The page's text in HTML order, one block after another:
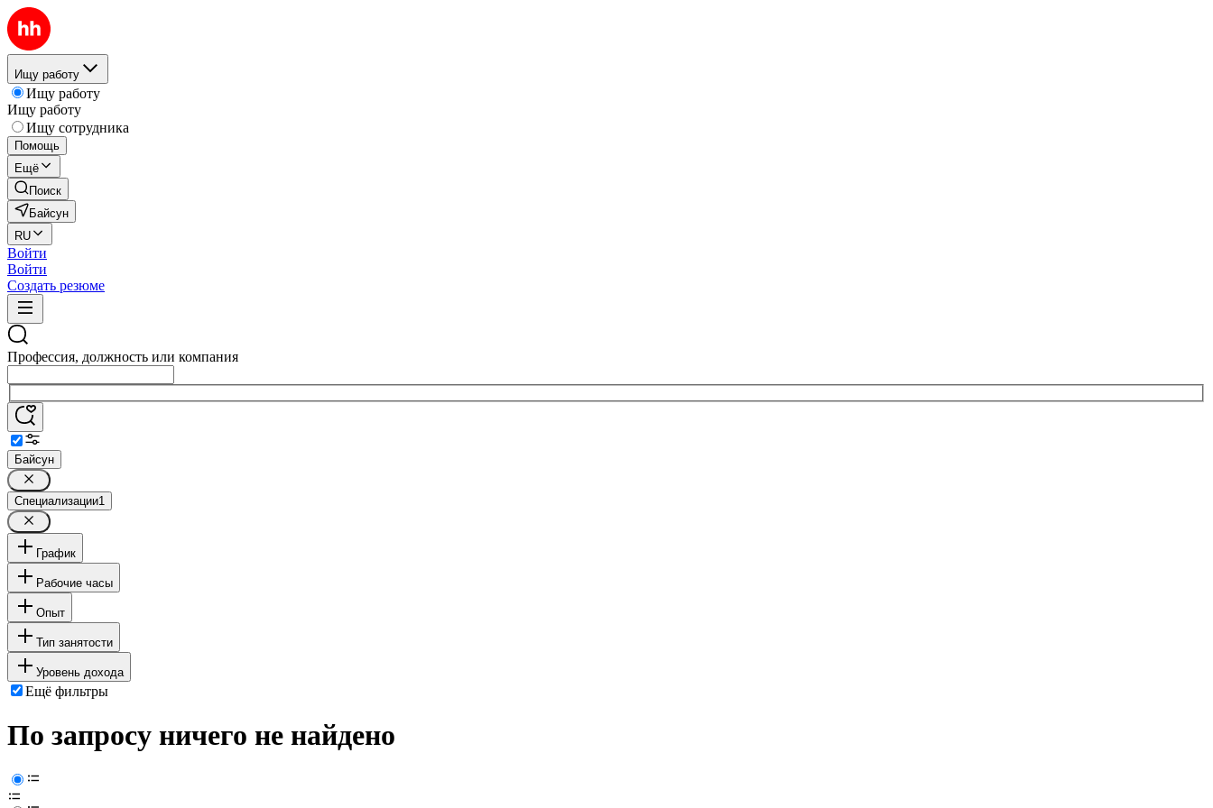
Ищу работу
Ищу работу
Ищу работу
Ищу сотрудника
Помощь
Ещё
Поиск
Байсун
RU
Войти
Войти
Создать резюме
Профессия, должность или компания
Байсун
Специализации1
График
Рабочие часы
Опыт
Тип занятости
Уровень дохода
Ещё фильтры
По запросу ничего не найдено